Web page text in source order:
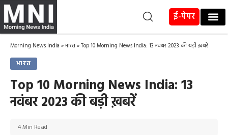
ई-पेपर
Morning News India »भारत»Top 10 Morning News India: 13 नवंबर 2023 की बड़ी ख़बरें
भारत
Top 10 Morning News India: 13
नवंबर 2023 की बड़ी ख़बरें
4 Min Read